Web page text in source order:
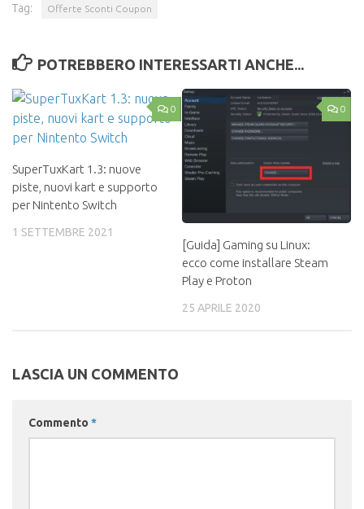
Tag: Offerte Sconti Coupon
POTREBBERO INTERESSARTI ANCHE...
0
SuperTuxKart 1.3: nuove
piste, nuovi kart e supporto
per Nintento Switch
1 SETTEMBRE 2021
0
[Guida] Gaming su Linux:
ecco come installare Steam
Play e Proton
25 APRILE 2020
LASCIA UN COMMENTO
Commento *